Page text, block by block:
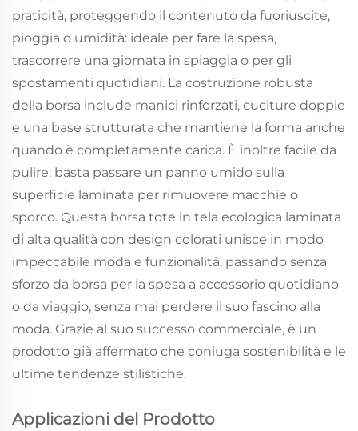
praticità, proteggendo il contenuto da fuoriuscite,
pioggia o umidità: ideale per fare la spesa,
trascorrere una giornata in spiaggia o per gli
spostamenti quotidiani. La costruzione robusta
della borsa include manici rinforzati, cuciture doppie
e una base strutturata che mantiene la forma anche
quando è completamente carica. È inoltre facile da
pulire: basta passare un panno umido sulla
superficie laminata per rimuovere macchie o
sporco. Questa borsa tote in tela ecologica laminata
di alta qualità con design colorati unisce in modo
impeccabile moda e funzionalità, passando senza
sforzo da borsa per la spesa a accessorio quotidiano
o da viaggio, senza mai perdere il suo fascino alla
moda. Grazie al suo successo commerciale, è un
prodotto già affermato che coniuga sostenibilità e le
ultime tendenze stilistiche.
Applicazioni del Prodotto